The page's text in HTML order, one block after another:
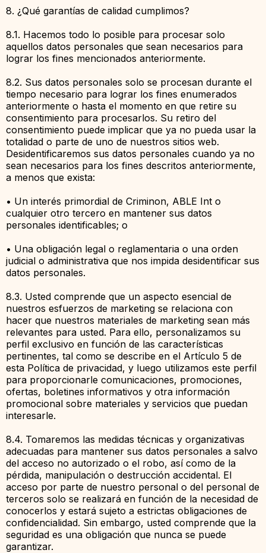
8. ¿Qué garantías de calidad cumplimos?
8.1. Hacemos todo lo posible para procesar solo
aquellos datos personales que sean necesarios para
lograr los fines mencionados anteriormente.
8.2. Sus datos personales solo se procesan durante el
tiempo necesario para lograr los fines enumerados
anteriormente o hasta el momento en que retire su
consentimiento para procesarlos. Su retiro del
consentimiento puede implicar que ya no pueda usar la
totalidad o parte de uno de nuestros sitios web.
Desidentificaremos sus datos personales cuando ya no
sean necesarios para los fines descritos anteriormente,
a menos que exista:
• Un interés primordial de Criminon, ABLE Int o
cualquier otro tercero en mantener sus datos
personales identificables; o
• Una obligación legal o reglamentaria o una orden
judicial o administrativa que nos impida desidentificar sus
datos personales.
8.3. Usted comprende que un aspecto esencial de
nuestros esfuerzos de marketing se relaciona con
hacer que nuestros materiales de marketing sean más
relevantes para usted. Para ello, personalizamos su
perfil exclusivo en función de las características
pertinentes, tal como se describe en el Artículo 5 de
esta Política de privacidad, y luego utilizamos este perfil
para proporcionarle comunicaciones, promociones,
ofertas, boletines informativos y otra información
promocional sobre materiales y servicios que puedan
interesarle.
8.4. Tomaremos las medidas técnicas y organizativas
adecuadas para mantener sus datos personales a salvo
del acceso no autorizado o el robo, así como de la
pérdida, manipulación o destrucción accidental. El
acceso por parte de nuestro personal o del personal de
terceros solo se realizará en función de la necesidad de
conocerlos y estará sujeto a estrictas obligaciones de
confidencialidad. Sin embargo, usted comprende que la
seguridad es una obligación que nunca se puede
garantizar.